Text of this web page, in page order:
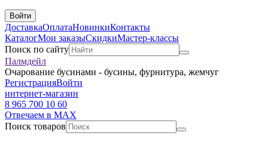
Войти
ДоставкаОплатаНовинкиКонтакты
КаталогМои заказыСкидкиМастер-классы
Поиск по сайту
Палмдейл
Очарование бусинами - бусины, фурнитура, жемчуг
РегистрацияВойти
интернет-магазин
8 965 700 10 60
Отвечаем в MAX
Поиск товаров